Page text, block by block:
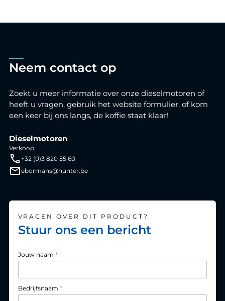
Neem contact op
Zoekt u meer informatie over onze dieselmotoren of
heeft u vragen, gebruik het website formulier, of kom
een keer bij ons langs, de koffie staat klaar!
Dieselmotoren
Verkoop
+32 (0)3 820 55 60
ebormans@hunter.be
VRAGEN OVER DIT PRODUCT?
Stuur ons een bericht
Jouw naam *
Bedrijfsnaam *